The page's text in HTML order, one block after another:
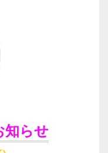
知らせ